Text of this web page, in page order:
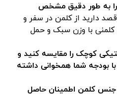
را به طور دقیق مشخص
دارید از کلمن در سفر و
کلمنی با وزن سبک و حمل
کوچک را مقایسه کنید و
بودجه شما همخوانی داشته
کلمن اطمینان حاصل